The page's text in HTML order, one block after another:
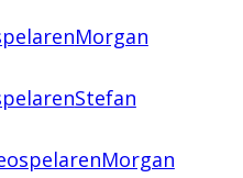
Morgan
Stefan
Morgan